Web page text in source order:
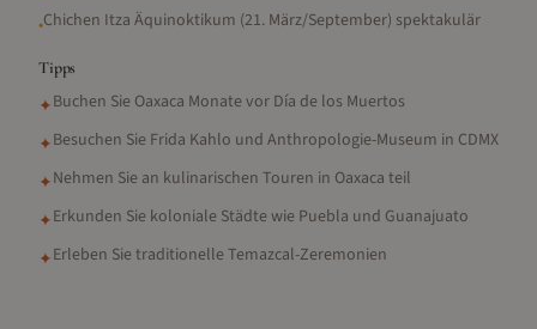
•Chichen Itza Äquinoktikum (21. März/September) spektakulär
Tipps
✦Buchen Sie Oaxaca Monate vor Día de los Muertos
✦Besuchen Sie Frida Kahlo und Anthropologie-Museum in CDMX
✦Nehmen Sie an kulinarischen Touren in Oaxaca teil
✦Erkunden Sie koloniale Städte wie Puebla und Guanajuato
✦Erleben Sie traditionelle Temazcal-Zeremonien